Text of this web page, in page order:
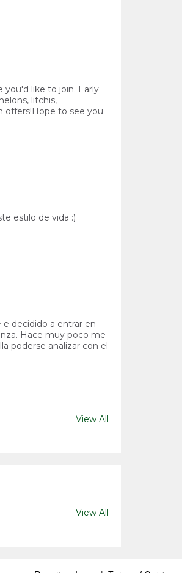
you'd like to join. Early
litchis,
offers!Hope to see you
estilo de vida :)
decidido a entrar en
Hace muy poco me
poderse analizar con el
View All
View All